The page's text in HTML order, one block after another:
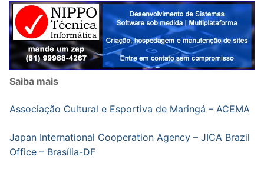
Saiba mais
Associação Cultural e Esportiva de Maringá – ACEMA
Japan International Cooperation Agency – JICA Brazil
Office – Brasília-DF